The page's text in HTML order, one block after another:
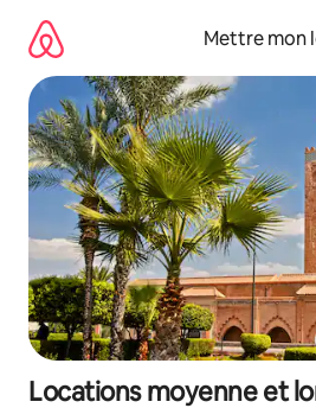
directement
contenu
Mettre mon
Locations moyenne et